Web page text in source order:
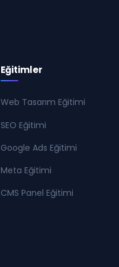
Eğitimler
Web Tasarım Eğitimi
SEO Eğitimi
Google Ads Eğitimi
Meta Eğitimi
CMS Panel Eğitimi